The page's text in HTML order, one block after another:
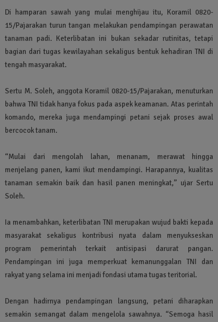
Di hamparan sawah yang mulai menghijau itu, Koramil 0820-
15/Pajarakan turun tangan melakukan pendampingan perawatan
tanaman padi. Keterlibatan ini bukan sekadar rutinitas, tetapi
bagian dari tugas kewilayahan sekaligus bentuk kehadiran TNI di
tengah masyarakat.
Sertu M. Soleh, anggota Koramil 0820-15/Pajarakan, menuturkan
bahwa TNI tidak hanya fokus pada aspek keamanan. Atas perintah
komando, mereka juga mendampingi petani sejak proses awal
bercocok tanam.
“Mulai dari mengolah lahan, menanam, merawat hingga
menjelang panen, kami ikut mendampingi. Harapannya, kualitas
tanaman semakin baik dan hasil panen meningkat,” ujar Sertu
Soleh.
Ia menambahkan, keterlibatan TNI merupakan wujud bakti kepada
masyarakat sekaligus kontribusi nyata dalam menyukseskan
program pemerintah terkait antisipasi darurat pangan.
Pendampingan ini juga memperkuat kemanunggalan TNI dan
rakyat yang selama ini menjadi fondasi utama tugas teritorial.
Dengan hadirnya pendampingan langsung, petani diharapkan
semakin semangat dalam mengelola sawahnya. “Semoga hasil